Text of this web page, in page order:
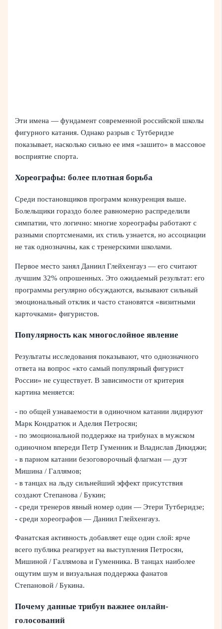
Эти имена — фундамент современной российской школы
фигурного катания. Однако разрыв с Тутберидзе
показывает, насколько сильно ее имя «зашито» в массовое
восприятие спорта.
Хореографы: более плотная борьба
Среди постановщиков программ конкуренция выше.
Болельщики гораздо более равномерно распределили
симпатии, что логично: многие хореографы работают с
разными спортсменами, их стиль узнается, но ассоциации
не так однозначны, как с тренерскими школами.
Первое место занял Даниил Глейхенгауз — его считают
лучшим 32% опрошенных. Это ожидаемый результат: его
программы регулярно обсуждаются, вызывают сильный
эмоциональный отклик и часто становятся «визитными
карточками» фигуристов.
Популярность как многослойное явление
Результаты исследования показывают, что однозначного
ответа на вопрос «кто самый популярный фигурист
России» не существует. В зависимости от критерия
картина меняется:
- по общей узнаваемости в одиночном катании лидируют
Марк Кондратюк и Аделия Петросян;
- по эмоциональной поддержке на трибунах в мужском
одиночном впереди Петр Гуменник и Владислав Дикиджи;
- в парном катании безоговорочный флагман — дуэт
Мишина / Галлямов;
- в танцах на льду сильнейший эффект присутствия
создают Степанова / Букин;
- среди тренеров явный номер один — Этери Тутберидзе;
- среди хореографов — Даниил Глейхенгауз.
Фанатская активность добавляет еще один слой: ярче
всего публика реагирует на выступления Петросян,
Мишиной / Галлямова и Гуменника. В танцах наиболее
ощутим шум и визуальная поддержка фанатов
Степановой / Букина.
Почему данные трибун важнее онлайн-
голосований